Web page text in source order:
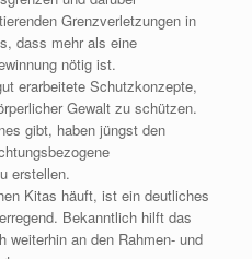
Grenzverletzungen in
dass mehr als eine
nötig ist.
erarbeitete Schutzkonzepte,
Gewalt zu schützen.
gibt, haben jüngst den
erstellen.
Kitas häuft, ist ein deutliches
Bekanntlich hilft das
an den Rahmen- und